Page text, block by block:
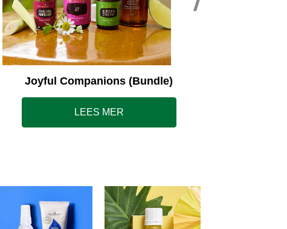
Joyful Companions (Bundle)
LEES MER